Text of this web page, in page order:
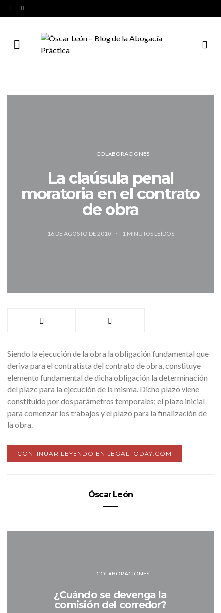
COLABORACIONES
La claúsula penal
moratoria en el contrato
de obra
16 DE AGOSTO DE 2010 1 MINUTOS LEÍDOS
Siendo la ejecución de la obra la obligación fundamental que
deriva para el contratista del contrato de obra, constituye
elemento fundamental de dicha obligación la determinación
del plazo para la ejecución de la misma. Dicho plazo viene
constituido por dos parámetros temporales; el plazo inicial
para comenzar los trabajos y el plazo para la finalización de
la obra.
CONTINUAR LEYENDO EN LEGALTODAY.COM
Óscar León
COLABORACIONES
¿Cuándo se devenga la
comisión del corredor?